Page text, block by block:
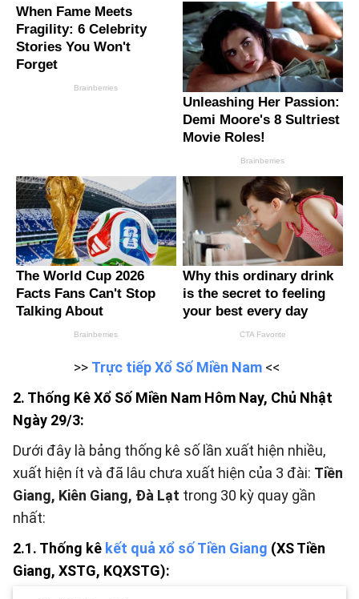
>> Trực tiếp Xổ Số Miền Nam<<
2. Thống Kê Xổ Số Miền Nam Hôm Nay, Chủ Nhật
Ngày 29/3:
Dưới đây là bảng thống kê số lần xuất hiện nhiều,
xuất hiện ít và đã lâu chưa xuất hiện của 3 đài: Tiền
Giang, Kiên Giang, Đà Lạt trong 30 kỳ quay gần
nhất:
2.1. Thống kê kết quả xổ số Tiền Giang (XS Tiền
Giang, XSTG, KQXSTG):